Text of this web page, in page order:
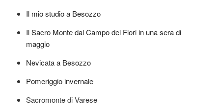
Il mio studio a Besozzo
Il Sacro Monte dal Campo dei Fiori in una sera di
maggio
Nevicata a Besozzo
Pomeriggio invernale
Sacromonte di Varese